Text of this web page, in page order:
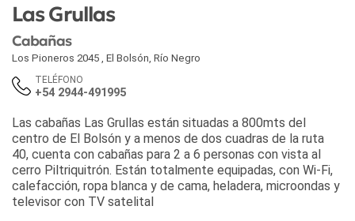
Las Grullas
Cabañas
Los Pioneros 2045 El Bolsón Río Negro
TELÉFONO
+54 2944-491995
Las cabañas Las Grullas están situadas a 800mts del
centro de El Bolsón y a menos de dos cuadras de la ruta
40, cuenta con cabañas para 2 a 6 personas con vista al
cerro Piltriquitrón. Están totalmente equipadas, con Wi-Fi,
calefacción, ropa blanca y de cama, heladera, microondas y
televisor con TV satelital